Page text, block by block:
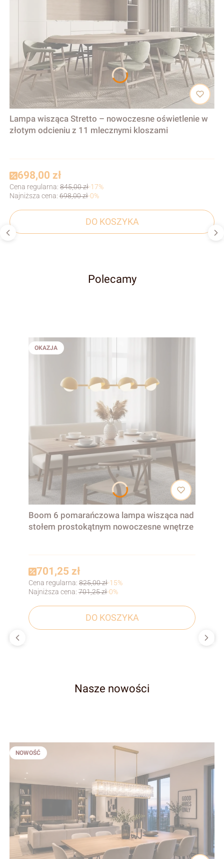
Lampa wisząca Stretto – nowoczesne oświetlenie w
złotym odcieniu z 11 mlecznymi kloszami
698,00 zł
Cena regularna: 845,00 zł-17%
Najniższa cena: 698,00 zł-0%
DO KOSZYKA
Polecamy
OKAZJA
Boom 6 pomarańczowa lampa wisząca nad
stołem prostokątnym nowoczesne wnętrze
701,25 zł
Cena regularna: 825,00 zł-15%
Najniższa cena: 701,25 zł-0%
DO KOSZYKA
Nasze nowości
NOWOŚĆ